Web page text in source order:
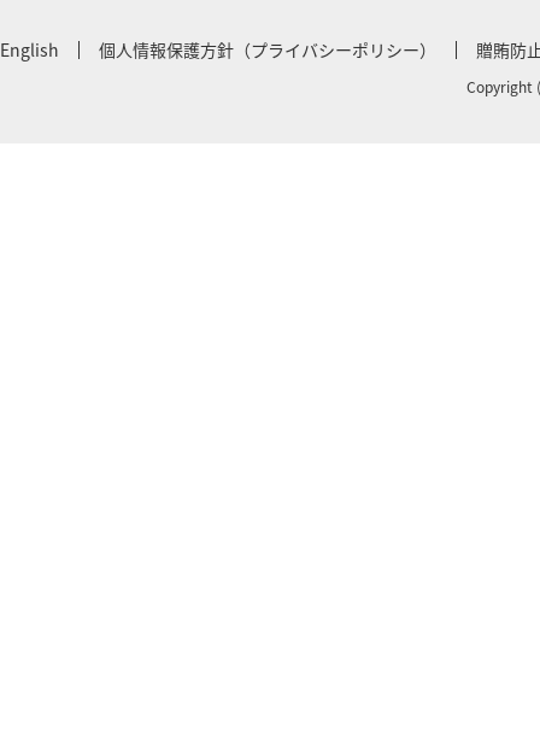
English 個人情報保護方針（プライバシーポリシー） 贈賄防
Copyright